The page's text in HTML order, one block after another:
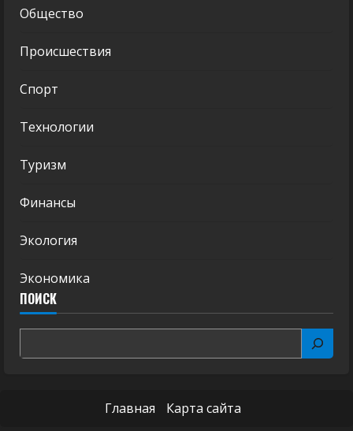
Общество
Происшествия
Спорт
Технологии
Туризм
Финансы
Экология
Экономика
ПОИСК
Главная Карта сайта